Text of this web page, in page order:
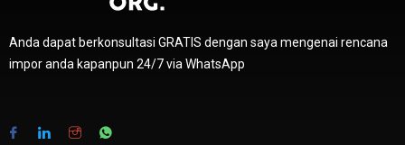
Anda dapat berkonsultasi GRATIS dengan saya mengenai rencana
impor anda kapanpun 24/7 via WhatsApp